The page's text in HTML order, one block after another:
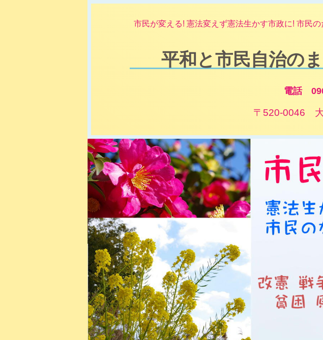
平和と市民自治の
市民が変える! 憲法変えず憲法生かす市政に! 市民
電話
〒520-0046 大